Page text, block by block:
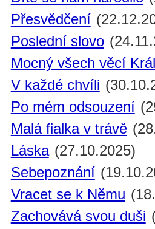
Přesvědčení
Poslední slovo
Mocný všech věcí
V každé chvíli
Po mém odsouzení
Malá fialka v trávě
Láska (27.10.2025)
Sebepoznání
Vracet se k Němu
Zachovává svou duši